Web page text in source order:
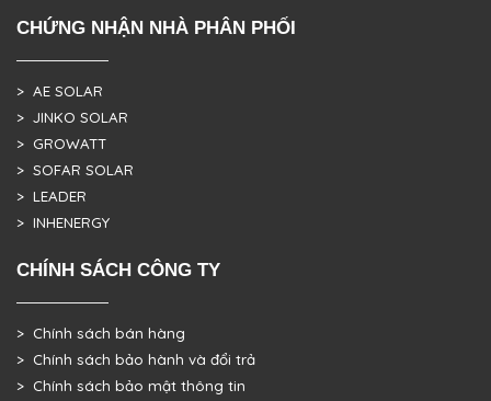
CHỨNG NHẬN NHÀ PHÂN PHỐI
> AE SOLAR
> JINKO SOLAR
> GROWATT
> SOFAR SOLAR
> LEADER
> INHENERGY
CHÍNH SÁCH CÔNG TY
> Chính sách bán hàng
> Chính sách bảo hành và đổi trả
> Chính sách bảo mật thông tin